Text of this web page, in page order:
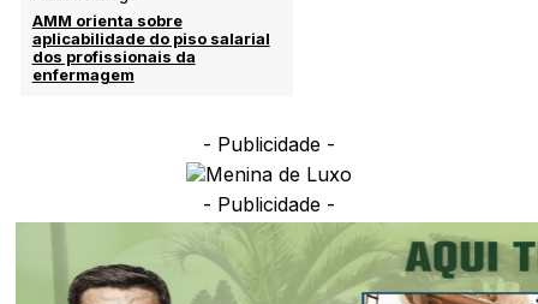
AMM orienta sobre
aplicabilidade do piso salarial
dos profissionais da
enfermagem
- Publicidade -
- Publicidade -